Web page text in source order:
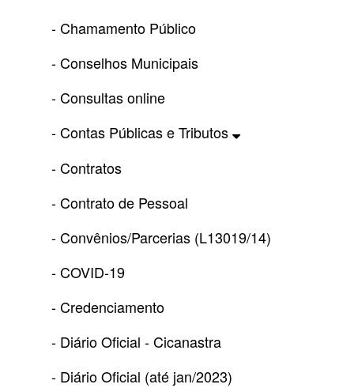
- Chamamento Público
- Conselhos Municipais
- Consultas online
- Contas Públicas e Tributos
- Contratos
- Contrato de Pessoal
- Convênios/Parcerias (L13019/14)
- COVID-19
- Credenciamento
- Diário Oficial - Cicanastra
- Diário Oficial (até jan/2023)